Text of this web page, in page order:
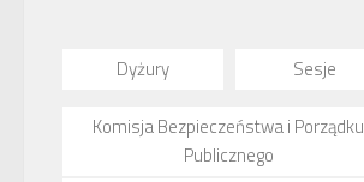
Dyżury Sesje
Komisja Bezpieczeństwa i Porządku
Publicznego